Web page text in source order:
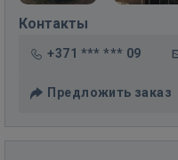
Контакты
+371 *** *** 09
Предложить заказ